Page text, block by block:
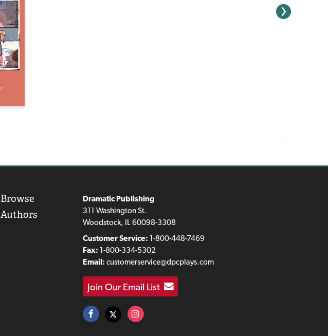
Browse
Authors
Dramatic Publishing
311 Washington St.
Woodstock, IL 60098-3308
Customer Service: 1-800-448-7469
Fax: 1-800-334-5302
Email: customerservice@dpcplays.com
Join Our Email List